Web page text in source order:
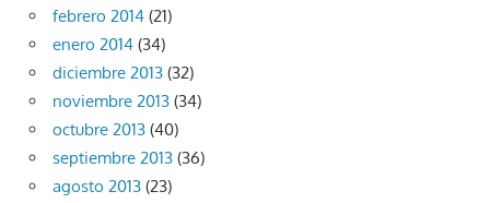
febrero 2014 (21)
enero 2014 (34)
diciembre 2013 (32)
noviembre 2013 (34)
octubre 2013 (40)
septiembre 2013 (36)
agosto 2013 (23)